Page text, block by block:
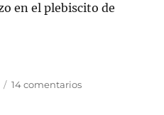
en el plebiscito de
14 comentariosen